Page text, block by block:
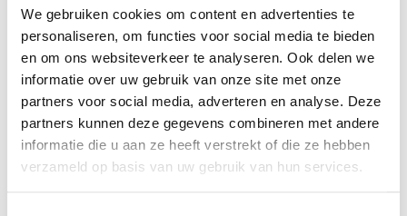
We gebruiken cookies om content en advertenties te
personaliseren, om functies voor social media te bieden
en om ons websiteverkeer te analyseren. Ook delen we
informatie over uw gebruik van onze site met onze
partners voor social media, adverteren en analyse. Deze
partners kunnen deze gegevens combineren met andere
informatie die u aan ze heeft verstrekt of die ze hebben
verzameld op basis van uw gebruik van hun services.